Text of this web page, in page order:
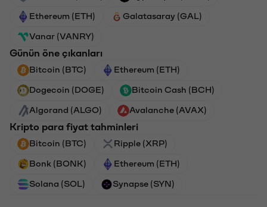
Ethereum (ETH) Galatasaray (GAL)
Vanar (VANRY)
Günün öne çıkanları
Bitcoin (BTC) Ethereum (ETH)
Dogecoin (DOGE) Bitcoin Cash (BCH)
Algorand (ALGO) Avalanche (AVAX)
Kripto para fiyat tahminleri
Bitcoin (BTC) Ripple (XRP)
Bonk (BONK) Ethereum (ETH)
Solana (SOL) Synapse (SYN)